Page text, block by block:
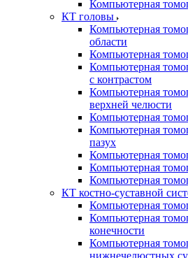
Компьютерная
КТ головы
Компьютерная
области
Компьютерная
Компьютерная
с контрастом
Компьютерная
верхней челюсти
Компьютерная
Компьютерная
пазух
Компьютерная
Компьютерная
Компьютерная
КТ костно-суставной
Компьютерная
Компьютерная
конечности
Компьютерная
нижнечелюстных